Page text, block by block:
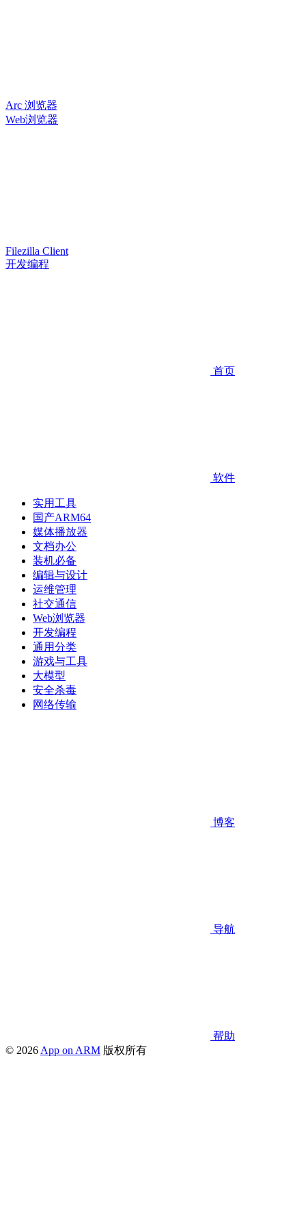
Arc 浏览器
Web浏览器
Filezilla Client
开发编程
首页
软件
实用工具
国产ARM64
媒体播放器
文档办公
装机必备
编辑与设计
运维管理
社交通信
Web浏览器
开发编程
通用分类
游戏与工具
大模型
安全杀毒
网络传输
博客
导航
帮助
© 2026 App on ARM 版权所有